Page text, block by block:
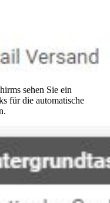
sehen Sie ein
für die automatische